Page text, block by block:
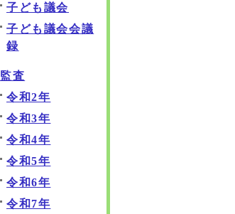
子ども議会
子ども議会会議
録
監査
令和2年
令和3年
令和4年
令和5年
令和6年
令和7年